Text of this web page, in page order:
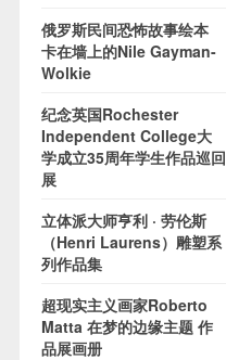
俄罗斯民间恐怖故事绘本
卡在墙上的Nile Gayman-
Wolkie
纪念英国Rochester
Independent College大
学成立35周年学生作品巡回
展
立体派大师亨利 · 劳伦斯
（Henri Laurens）雕塑系
列作品集
超现实主义画家Roberto
Matta 在梦的边缘主题 作
品展画册